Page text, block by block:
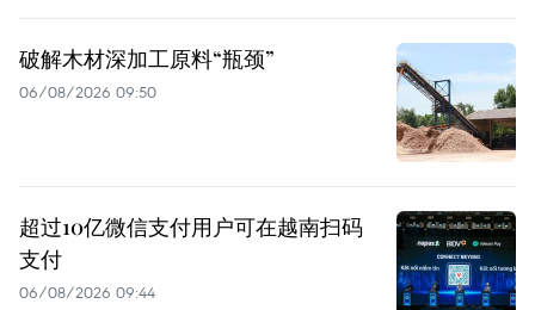
破解木材深加工原料“瓶颈”
06/08/2026 09:50
超过10亿微信支付用户可在越南扫码
支付
06/08/2026 09:44